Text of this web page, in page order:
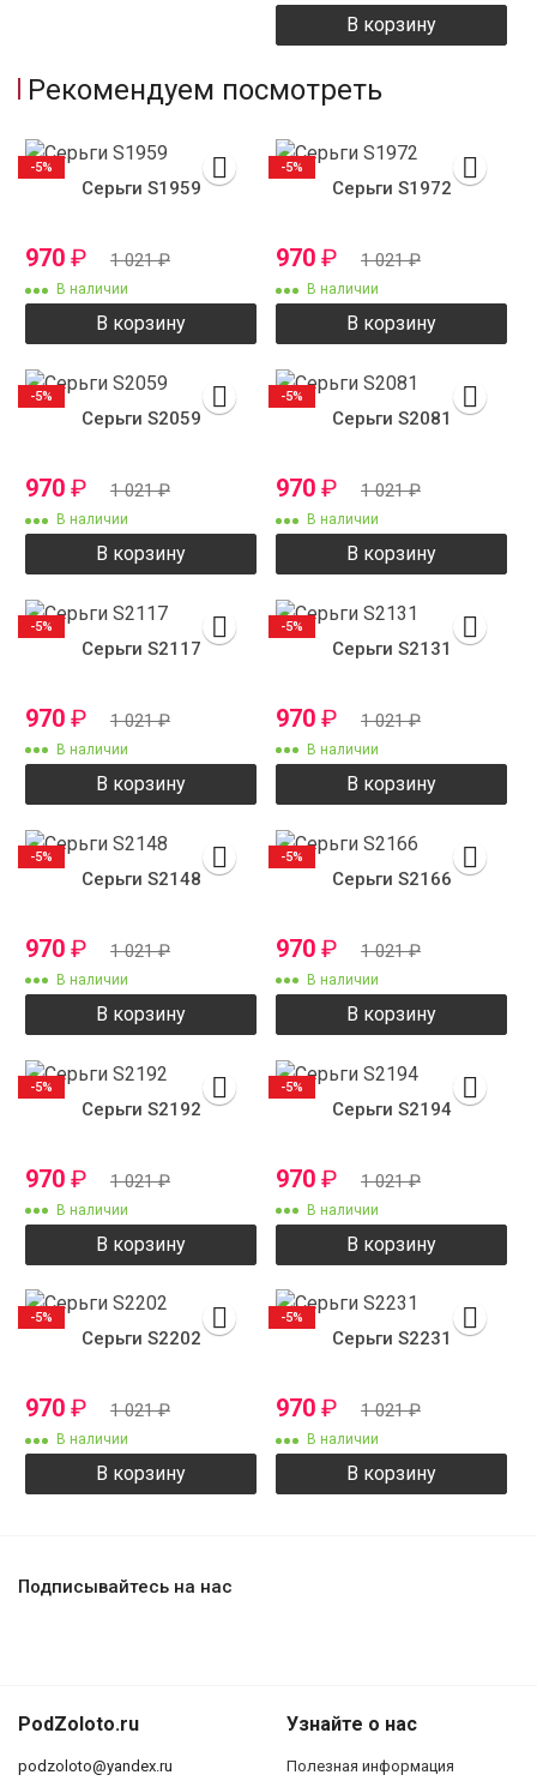
В корзину
Рекомендуем посмотреть
Серьги S1959
970 ₽ 1 021₽
В наличии
В корзину
-5%
Серьги S1972
970 ₽ 1 021₽
В наличии
В корзину
-5%
Серьги S2059
970 ₽ 1 021₽
В наличии
В корзину
-5%
Серьги S2081
970 ₽ 1 021₽
В наличии
В корзину
-5%
Серьги S2117
970 ₽ 1 021₽
В наличии
В корзину
-5%
Серьги S2131
970 ₽ 1 021₽
В наличии
В корзину
-5%
Серьги S2148
970 ₽ 1 021₽
В наличии
В корзину
-5%
Серьги S2166
970 ₽ 1 021₽
В наличии
В корзину
-5%
Серьги S2192
970 ₽ 1 021₽
В наличии
В корзину
-5%
Серьги S2194
970 ₽ 1 021₽
В наличии
В корзину
-5%
Серьги S2202
970 ₽ 1 021₽
В наличии
В корзину
-5%
Серьги S2231
970 ₽ 1 021₽
В наличии
В корзину
-5%
Подписывайтесь на нас
PodZoloto.ru
podzoloto@yandex.ru
Узнайте о нас
Полезная информация